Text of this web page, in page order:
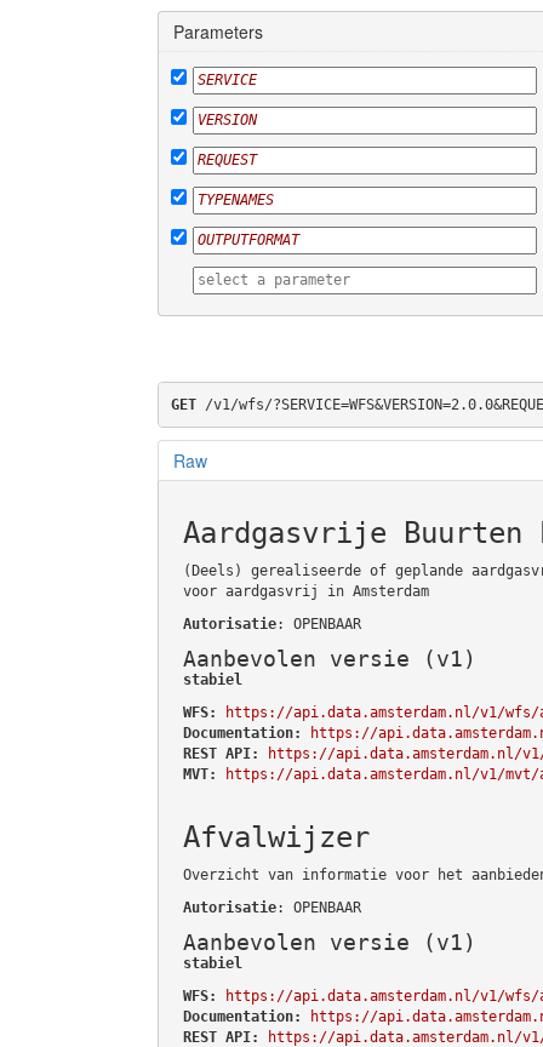
Parameters
GET /v1/wfs/
Raw
Aardgasvrije
(Deels) gerealiseerde of geplande
voor aardgasvrij in Amsterdam
Autorisatie: OPENBAAR
Aanbevolen versie (v1)
stabiel
WFS:
https://api.data.amsterdam.nl/v1/wfs/
Documentation:
https://
REST API:
https://api.data.amsterdam.nl/
MVT:
https://api.data.amsterdam.nl/v1/mvt/
Afvalwijzer
Overzicht van informatie voor het
Autorisatie: OPENBAAR
Aanbevolen versie (v1)
stabiel
WFS:
https://api.data.amsterdam.nl/v1/
Documentation:
https://
REST API:
https://api.data.amsterdam.nl/